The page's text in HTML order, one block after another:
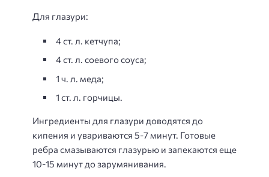
Для глазури:
4 ст. л. кетчупа;
4 ст. л. соевого соуса;
1 ч. л. меда;
1 ст. л. горчицы.
Ингредиенты для глазури доводятся до
кипения и увариваются 5-7 минут. Готовые
ребра смазываются глазурью и запекаются еще
10-15 минут до зарумянивания.